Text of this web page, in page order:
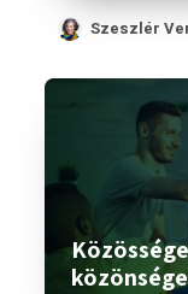
Szeszlér